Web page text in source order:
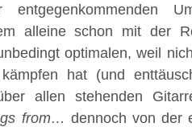
alleine schon mit der
optimalen, weil
hat (und
allen stehenden
from… dennoch von der